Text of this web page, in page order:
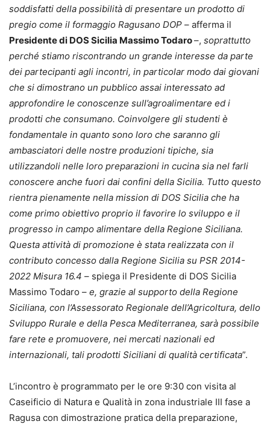
soddisfatti della possibilità di presentare un prodotto di
pregio come il formaggio Ragusano DOP – afferma il
Presidente di DOS Sicilia Massimo Todaro–, soprattutto
perché stiamo riscontrando un grande interesse da parte
dei partecipanti agli incontri, in particolar modo dai giovani
che si dimostrano un pubblico assai interessato ad
approfondire le conoscenze sull’agroalimentare ed i
prodotti che consumano. Coinvolgere gli studenti è
fondamentale in quanto sono loro che saranno gli
ambasciatori delle nostre produzioni tipiche, sia
utilizzandoli nelle loro preparazioni in cucina sia nel farli
conoscere anche fuori dai confini della Sicilia. Tutto questo
rientra pienamente nella mission di DOS Sicilia che ha
come primo obiettivo proprio il favorire lo sviluppo e il
progresso in campo alimentare della Regione Siciliana.
Questa attività di promozione è stata realizzata con il
contributo concesso dalla Regione Sicilia su PSR 2014-
2022 Misura 16.4 – spiega il Presidente di DOS Sicilia
Massimo Todaro – e, grazie al supporto della Regione
Siciliana, con l’Assessorato Regionale dell’Agricoltura, dello
Sviluppo Rurale e della Pesca Mediterranea, sarà possibile
fare rete e promuovere, nei mercati nazionali ed
internazionali, tali prodotti Siciliani di qualità certificata”.
L’incontro è programmato per le ore 9:30 con visita al
Caseificio di Natura e Qualità in zona industriale III fase a
Ragusa con dimostrazione pratica della preparazione,